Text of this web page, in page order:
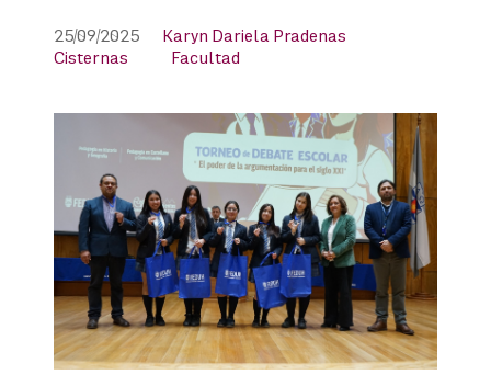
25/09/2025
Karyn Dariela Pradenas
Cisternas
Facultad